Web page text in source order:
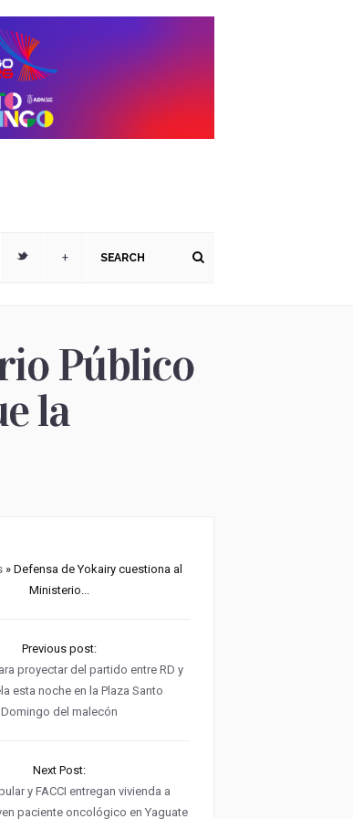
+
Público
la
» Defensa de Yokairy cuestiona al
Ministerio...
Previous post:
proyectar del partido entre RD y
esta noche en la Plaza Santo
Domingo del malecón
Next Post:
y FACCI entregan vivienda a
paciente oncológico en Yaguate